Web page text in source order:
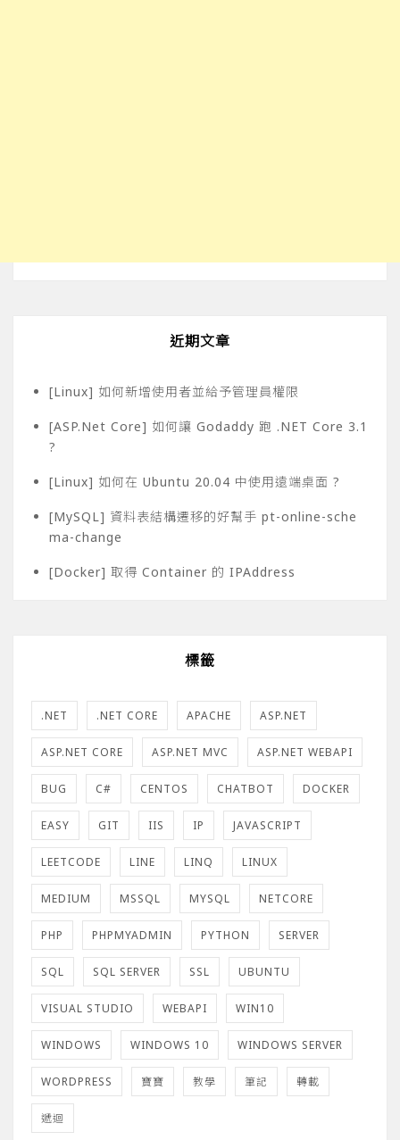
近期文章
[Linux] 如何新增使用者並給予管理員權限
[ASP.Net Core] 如何讓 Godaddy 跑 .NET Core 3.1
?
[Linux] 如何在 Ubuntu 20.04 中使用遠端桌面 ?
[MySQL] 資料表結構遷移的好幫手 pt-online-sche
ma-change
[Docker] 取得 Container 的 IPAddress
標籤
.NET .NET CORE APACHE ASP.NET
ASP.NET CORE ASP.NET MVC ASP.NET WEBAPI
BUG C# CENTOS CHATBOT DOCKER
EASY GIT IIS IP JAVASCRIPT
LEETCODE LINE LINQ LINUX
MEDIUM MSSQL MYSQL NETCORE
PHP PHPMYADMIN PYTHON SERVER
SQL SQL SERVER SSL UBUNTU
VISUAL STUDIO WEBAPI WIN10
WINDOWS WINDOWS 10 WINDOWS SERVER
WORDPRESS 寶寶 教學 筆記 轉載
遞迴